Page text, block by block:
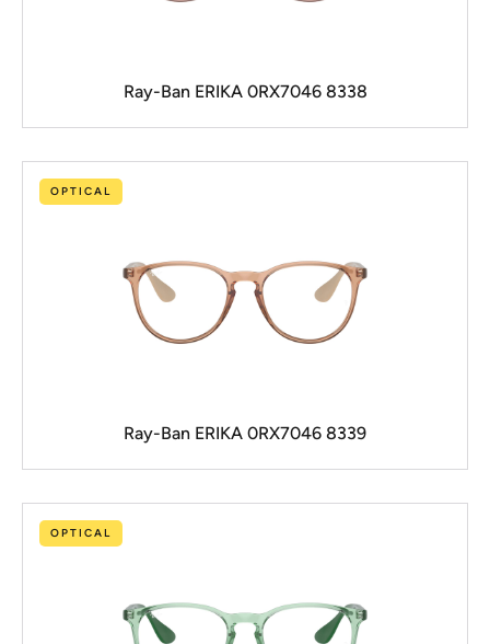
Ray-Ban ERIKA 0RX7046 8338
OPTICAL
Ray-Ban ERIKA 0RX7046 8339
OPTICAL